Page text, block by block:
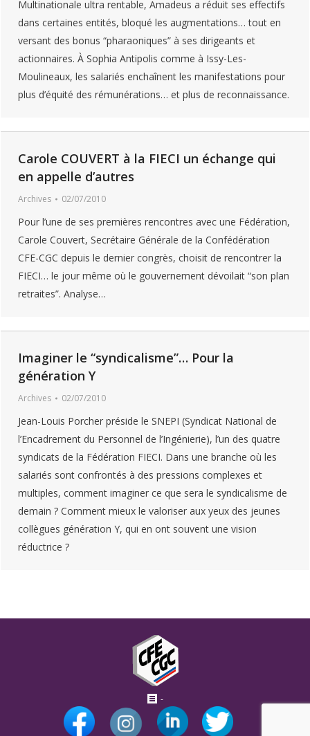
Multinationale ultra rentable, Amadeus a réduit ses effectifs
dans certaines entités, bloqué les augmentations… tout en
versant des bonus “pharaoniques” à ses dirigeants et
actionnaires. À Sophia Antipolis comme à Issy-Les-
Moulineaux, les salariés enchaînent les manifestations pour
plus d’équité des rémunérations… et plus de reconnaissance.
Carole COUVERT à la FIECI un échange qui
en appelle d’autres
Archives 02/07/2010
Pour l’une de ses premières rencontres avec une Fédération,
Carole Couvert, Secrétaire Générale de la Confédération
CFE-CGC depuis le dernier congrès, choisit de rencontrer la
FIECI… le jour même où le gouvernement dévoilait “son plan
retraites”. Analyse…
Imaginer le “syndicalisme”… Pour la
génération Y
Archives 02/07/2010
Jean-Louis Porcher préside le SNEPI (Syndicat National de
l’Encadrement du Personnel de l’Ingénierie), l’un des quatre
syndicats de la Fédération FIECI. Dans une branche où les
salariés sont confrontés à des pressions complexes et
multiples, comment imaginer ce que sera le syndicalisme de
demain ? Comment mieux le valoriser aux yeux des jeunes
collègues génération Y, qui en ont souvent une vision
réductrice ?
-